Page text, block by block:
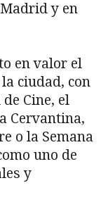
y en
en valor el
ciudad, con
Cine, el
Cervantina,
o la Semana
uno de
y